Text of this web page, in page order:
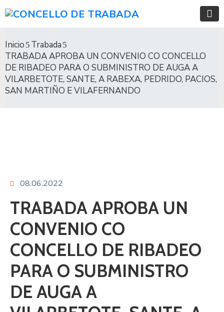
Inicio
Trabada
TRABADA APROBA UN CONVENIO CO CONCELLO
DE RIBADEO PARA O SUBMINISTRO DE AUGA A
VILARBETOTE, SANTE, A RABEXA, PEDRIDO, PACIOS,
SAN MARTIÑO E VILAFERNANDO
08.06.2022
TRABADA APROBA UN
CONVENIO CO
CONCELLO DE RIBADEO
PARA O SUBMINISTRO
DE AUGA A